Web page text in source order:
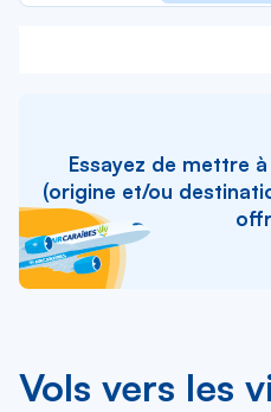
Essayez de mettre
(origine et/ou
Vols vers les